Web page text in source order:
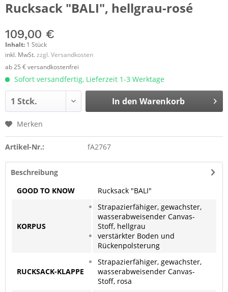
Rucksack "BALI", hellgrau-rosé
109,00 €
Inhalt: 1 Stück
inkl. MwSt.zzgl. Versandkosten
ab 25 € versandkostenfrei
Sofort versandfertig, Lieferzeit 1-3 Werktage
In den Warenkorb
Merken
Artikel-Nr.: fA2767
Beschreibung
GOOD TO KNOW
Rucksack "BALI"
KORPUS
Strapazierfähiger, gewachster,
wasserabweisender Canvas-
Stoff, hellgrau
verstärkter Boden und
Rückenpolsterung
RUCKSACK-KLAPPE
Strapazierfähiger, gewachster,
wasserabweisender Canvas-
Stoff, rosa